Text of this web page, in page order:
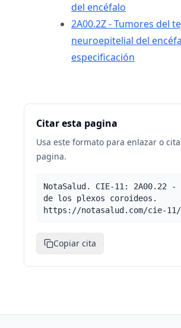
del encéfalo
2A00.2Z - Tumores del
neuroepitelial del
especificación
Citar esta pagina
Usa este formato para enlazar o
pagina.
NotaSalud. CIE-11: 2A00.22 -
de los plexos coroideos.
https://notasalud.com/cie-11/
Copiar cita